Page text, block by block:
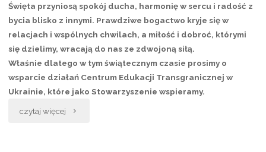
Święta przyniosą spokój ducha, harmonię w sercu i radość z
bycia blisko z innymi. Prawdziwe bogactwo kryje się w
relacjach i wspólnych chwilach, a miłość i dobroć, którymi
się dzielimy, wracają do nas ze zdwojoną siłą.
Właśnie dlatego w tym świątecznym czasie prosimy o
wsparcie działań Centrum Edukacji Transgranicznej w
Ukrainie, które jako Stowarzyszenie wspieramy.
czytaj więcej „Dobrych